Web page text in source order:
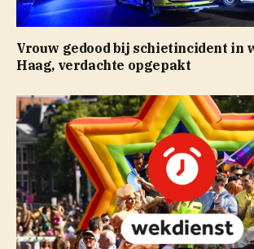
Vrouw gedood bij schietincident in
Haag, verdachte opgepakt